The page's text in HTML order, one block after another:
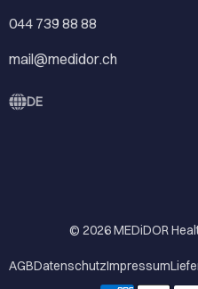
044 739 88 88
mail@medidor.ch
DE
© 2026MEDiDOR
AGBDatenschutzImpressum